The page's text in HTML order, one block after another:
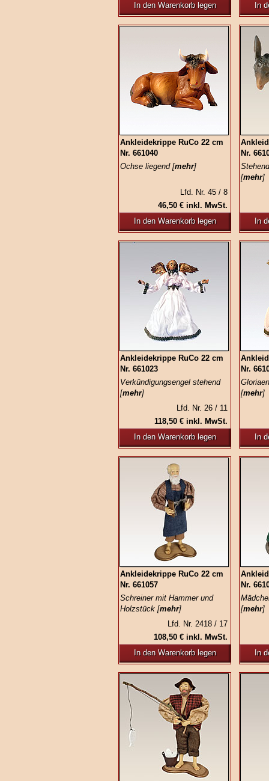
In den Warenkorb legen
In
Ankleidekrippe RuCo 22 cm
Nr. 661040
Ochse liegend [mehr]
Lfd. Nr. 45 / 8
46,50 € inkl. MwSt.
In den Warenkorb legen
Nr.
[mehr]
In
Ankleidekrippe RuCo 22 cm
Nr. 661023
Verkündigungsengel stehend
[mehr]
Lfd. Nr. 26 / 11
118,50 € inkl. MwSt.
In den Warenkorb legen
Nr.
[mehr]
In
Ankleidekrippe RuCo 22 cm
Nr. 661057
Schreiner mit Hammer und
Holzstück [mehr]
Lfd. Nr. 2418 / 17
108,50 € inkl. MwSt.
In den Warenkorb legen
Nr.
[mehr]
In